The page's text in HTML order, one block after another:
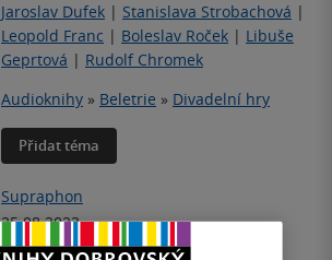
Jaroslav Dufek | Stanislava Strobachová |
Leopold Franc | Boleslav Roček | Libuše
Geprtová | Rudolf Chromek
Audioknihy » Beletrie » Divadelní hry
Přidat téma
Supraphon
25.08.2023
Mp3